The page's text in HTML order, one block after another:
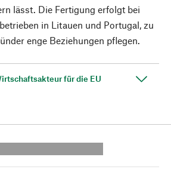
lässt. Die Fertigung erfolgt bei
in Litauen und Portugal, zu
enge Beziehungen pflegen.
für die EU